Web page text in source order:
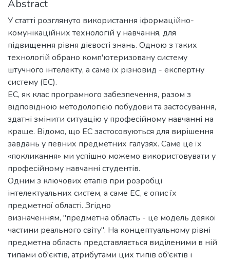
Abstract
У статті розглянуто використання іформаційно-
комунікаційних технологій у навчання, для
підвищення рівня дієвості знань. Одною з таких
технологій обрано комп'ютеризовану систему
штучного інтелекту, а саме їх різновид - експертну
систему (ЕС).
ЕС, як клас програмного забезпечення, разом з
відповідною методологією побудови та застосування,
здатні змінити ситуацію у професійному навчанні на
краще. Відомо, що ЕС застосовуються для вирішення
завдань у певних предметних галузях. Саме це їх
«покликання» ми успішно можемо використовувати у
професійному навчанні студентів.
Одним з ключових етапів при розробці
інтелектуальних систем, а саме ЕС, є опис їх
предметної області. Згідно
визначенням, "предметна область - це модель деякої
частини реального світу". На концептуальному рівні
предметна область представляється виділеними в ній
типами об'єктів, атрибутами цих типів об'єктів і